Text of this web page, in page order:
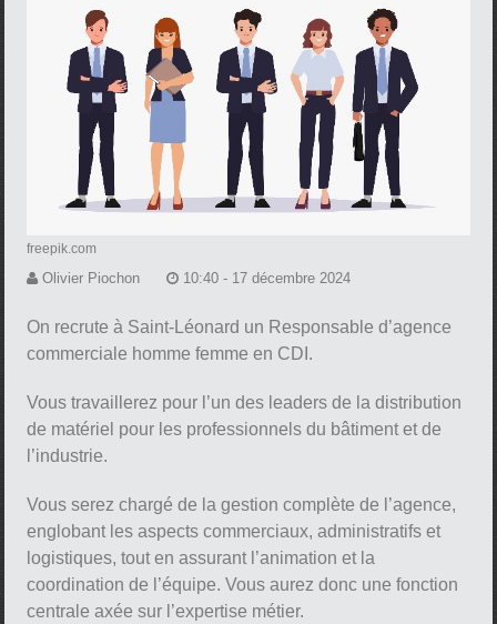
freepik.com
Olivier Piochon 10:40 - 17 décembre 2024
On recrute à Saint-Léonard un Responsable d’agence
commerciale homme femme en CDI.
Vous travaillerez pour l’un des leaders de la distribution
de matériel pour les professionnels du bâtiment et de
l’industrie.
Vous serez chargé de la gestion complète de l’agence,
englobant les aspects commerciaux, administratifs et
logistiques, tout en assurant l’animation et la
coordination de l’équipe. Vous aurez donc une fonction
centrale axée sur l’expertise métier.